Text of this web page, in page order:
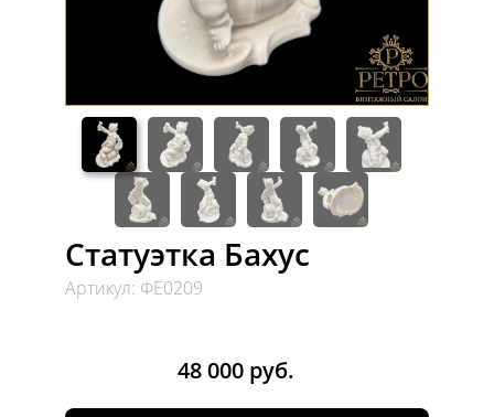
Статуэтка Бахус
Артикул: ФЕ0209
48 000 руб.